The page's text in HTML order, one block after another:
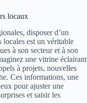
locaux
disposer d’un
locales est un véritable
à son secteur et à son
une vitrine éclairant
à projets, nouvelles
Ces informations, une
pour ajuster une
et saisir les